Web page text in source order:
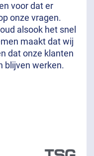
voor dat er
onze vragen.
alsook het snel
maakt dat wij
dat onze klanten
blijven werken.